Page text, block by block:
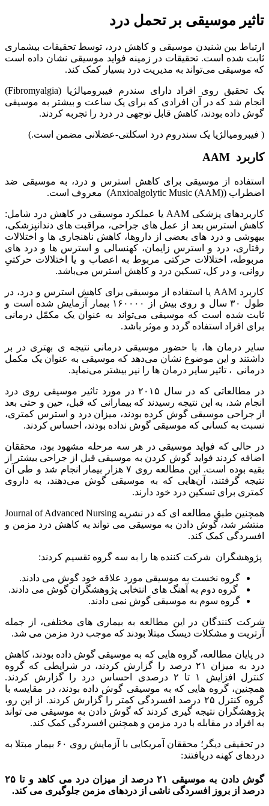
تاثیر موسیقی بر تحمل درد
ارتباط بین شنیدن موسیقی و کاهش درد، توسط تحقیقات بیشماری
ثابت شده است. تحقیقات در زمینه فواید موسیقی نشان داده است
که موسیقی می‌تواند به مدیریت درد بسیار کمک کند.
یک تحقیق روی افراد دارای سندرم فیبرومیالژیا (Fibromyalgia)
انجام شد که در آن افرادی که برای یک ساعت و بیشتر به موسیقی
گوش داده بودند، کاهش قابل توجهی در درد را تجربه کردند.
( فیبرومیالژیا یک سندروم درد اسکلتی-عضلانی مضمن است.)
کاربرد AAM
استفاده از موسیقی برای کاهش استرس و درد، به موسیقی ضد
اضطراب (Anxioalgolytic Music (AAM)) معروف است.
کاربردهای پزشکی AAM یا عملکرد موسیقی در کاهش درد شامل:
کاهش استرس بعد از عمل های جراحی، مراقبت های دندانپزشکی،
بیهوشی و درد های بعضی از داروها، کاهش ناهنجاری ها و اختلالات
رفتاری، درد و استرس زایمان، کهنسالی و استرس ها و درد های
مربوطه، اختلالات حرکتی مربوط به اعصاب و یا اختلالات حرکتیِ
روانی، و در کل، تسکین درد و کاهش استرس می‌باشد.
کاربرد AAM یا استفاده از موسیقی برای کاهش استرس و درد، در
طول ۳۰ سال و روی بیش از ۱۶۰۰۰۰ بیمار آزمایش شده است و
ثابت شده است که موسیقی می‌تواند به عنوان یک مکمّل درمانی
برای افراد استفاده گردد و موثر باشد.
سایر درمان ها، با حضور موسیقی درمانی نتیجه ی بهتری در بر
داشتند و این موضوع نشان می‌دهد که موسیقی به عنوان یک مکمل
درمانی ، تاثیر سایر درمان ها را نیر بیشتر می‌نماید.
در مطالعاتی که در سال ۲۰۱۵ در مورد تاثیر موسیقی روی درد
انجام شد، به این نتیجه رسیدند که بیمارانی که قبل، حین و حتی بعد
از جراحی موسیقی گوش کرده بودند، میزان درد و استرس کمتری،
نسبت به کسانی که موسیقی گوش نداده بودند، احساس کردند.
در حالی که فواید موسیقی در هر سه مرحله مشهود بود، محققان
اضافه کردند فواید گوش کردن به موسیقی قبل از جراحی بیشتر از
بقیه بوده است. این مطالعه روی ۷ هزار بیمار انجام شد و طی آن
نتیجه گرفتند، آن‌هایی که به موسیقی گوش می‌دهند، به داروی
کمتری برای تسکین درد خود دارند.
همچنین طبق مطالعه ای که در نشریه Journal of Advanced Nursing
منتشر شد، گوش دادن به موسیقی می تواند به کاهش درد مزمن و
افسردگی کمک کند.
پژوهشگران شرکت کننده ها را به سه گروه تقسیم کردند:
گروه نخست به موسیقی مورد علاقه خود گوش می دادند.
گروه دوم به آهنگ های انتخابی پژوهشگران گوش می دادند.
گروه سوم به موسیقی گوش نمی دادند.
شرکت کنندگان در این مطالعه به بیماری های مختلفی، از جمله
آرتریت و مشکلات دیسک مبتلا بودند که موجب درد مزمن می شد.
در پایان مطالعه، گروه هایی که به موسیقی گوش داده بودند، کاهش
درد به میزان ۲۱ درصد را گزارش کردند، در شرایطی که گروه
کنترل افزایش ۱ تا ۲ درصدی احساس درد را گزارش کردند.
همچنین، گروه هایی که به موسیقی گوش داده بودند، در مقایسه با
گروه کنترل ۲۵ درصد افسردگی کمتر را گزارش کردند. از این رو،
پژوهشگران نتیجه گیری کردند که گوش دادن به موسیقی می تواند
به افراد در مقابله با درد مزمن و همچنین افسردگی کمک کند.
در تحقیقی دیگر؛ محققان آمریکایی با آزمایش روی ۶۰ بیمار مبتلا به
دردهای کهنه دریافتند:
گوش دادن به موسیقی ۲۱ درصد از میزان درد می کاهد و تا ۲۵
درصد از بروز افسردگی ناشی از دردهای مزمن جلوگیری می کند.